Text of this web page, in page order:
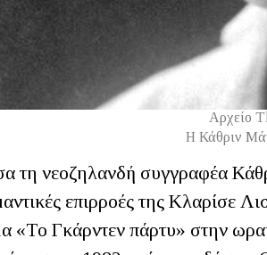
Αρχείο
Η Κάθριν
τη νεοζηλανδή συγγραφέα
επιρροές της Κλαρίσε
«Το Γκάρντεν πάρτυ» στην